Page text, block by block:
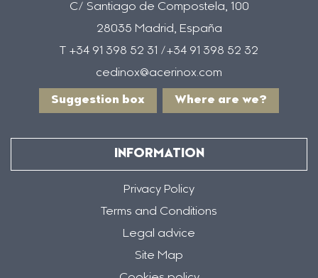
C/ Santiago de Compostela, 100
28035 Madrid, España
T +34 91 398 52 31 /+34 91 398 52 32
cedinox@acerinox.com
Suggestion box Where are we?
INFORMATION
Privacy Policy
Terms and Conditions
Legal advice
Site Map